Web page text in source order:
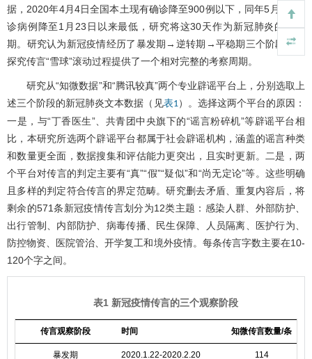
据，2020年4月4日全国本土现有确诊降至900例以下，同年5月3日确
诊病例降至1月23日以来最低，研究将这30天作为新冠肺炎的平稳
期。研究认为新冠疫情经历了暴发期→逆转期→平稳期三个阶段，为
探究传言“雪球”滚动过程提供了一个相对完整的考察周期。
研究从“知微数据”和“腾讯较真”两个专业辟谣平台上，分别选取上
述三个阶段的新冠肺炎文本数据（见表1）。选择这两个平台的原因：
一是，与“丁香医生”、共青团中央旗下的“谣言粉碎机”等辟谣平台相
比，本研究所选两个辟谣平台都属于社会辟谣机构，涵盖的谣言种类
和数量更全面，数据搜集和评估能力更突出，且实时更新。二是，两
个平台对传言的判定主要有“真”“假”“疑似”和“尚无定论”等。这些明确
且多样的判定符合传言的界定范畴。研究删去矛盾、重复内容后，将
剩余的571条新冠疫情传言划分为12类主题：感染人群、外部防护、
出行管制、内部防护、病毒传播、民生保障、人员隔离、医护行为、
防控物资、医院管治、开学复工和境外疫情。每条传言字数主要在10-
120个字之间。
表1 新冠疫情传言的三个观察阶段
传言观察阶段 时间 知微传言数量/条
暴发期 2020.1.22-2020.2.20 114